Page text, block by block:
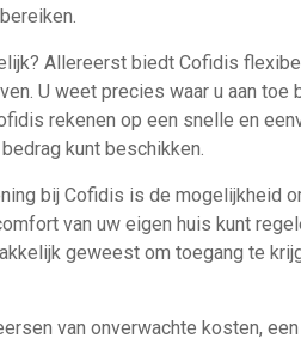
Allereerst biedt Cofidis
U weet precies waar u aan toe
rekenen op een snelle en
kunt beschikken.
bij Cofidis is de mogelijkheid
van uw eigen huis kunt
geweest om toegang te
van onverwachte kosten, een